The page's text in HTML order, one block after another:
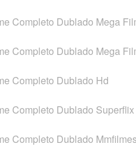
Completo Dublado Mega
Completo Dublado Mega
Completo Dublado Hd
Completo Dublado Superflix
Completo Dublado